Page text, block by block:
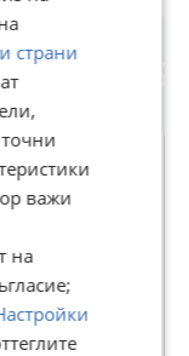
ч.
страни
важи
на